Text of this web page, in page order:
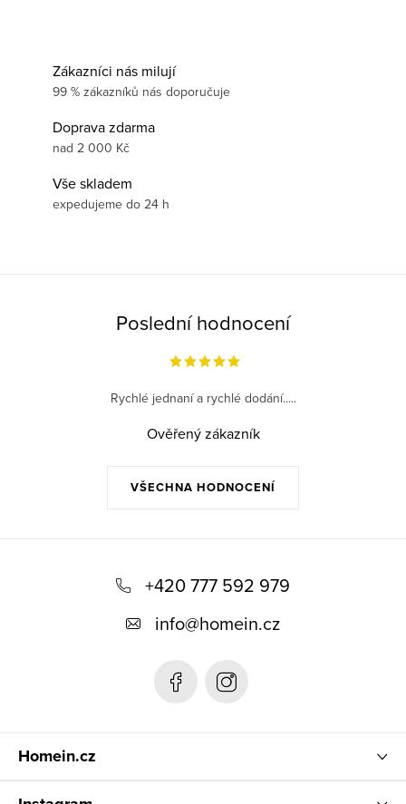
Zákazníci nás milují
99 % zákazníků nás doporučuje
Doprava zdarma
nad 2 000 Kč
Vše skladem
expedujeme do 24 h
Poslední hodnocení
VŠECHNA HODNOCENÍ
Rychlé jednaní a rychlé dodání.....
Ověřený zákazník
+420 777 592 979
info@homein.cz
Homein.cz